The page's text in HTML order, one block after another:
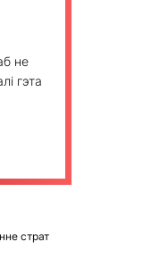
не
гэта
страт